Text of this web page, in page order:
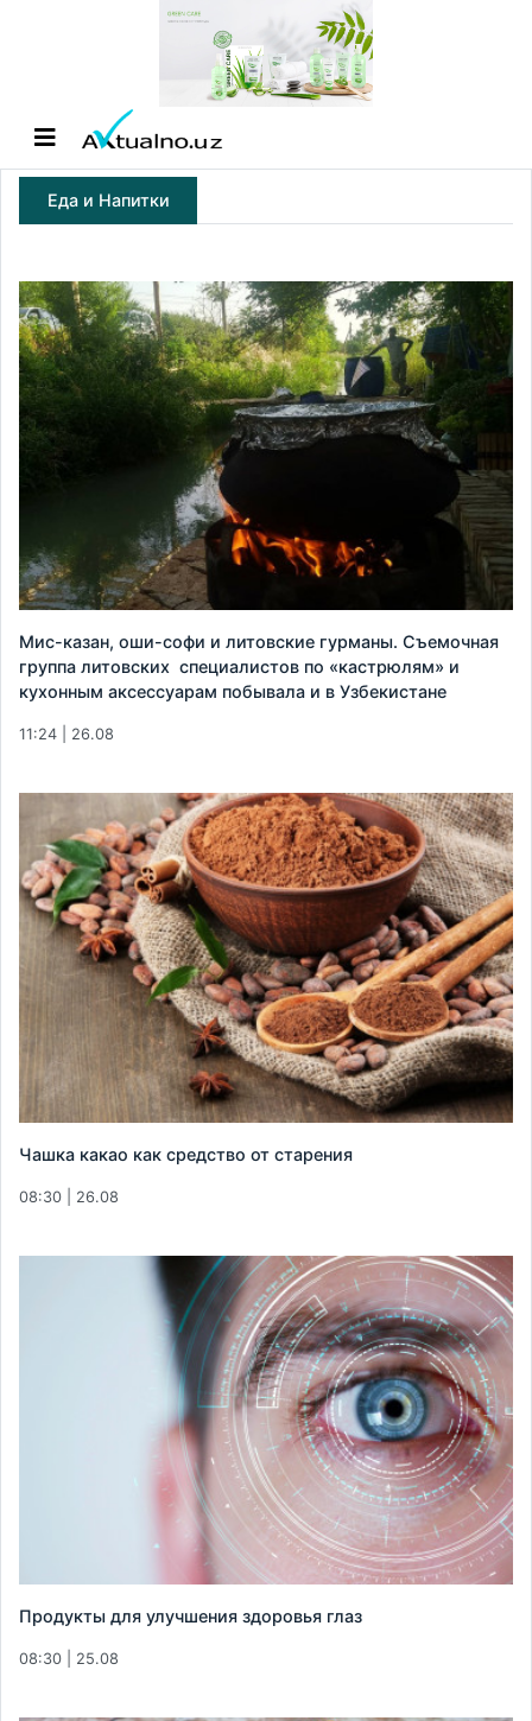
Еда и Напитки
Мис-казан, оши-софи и литовские гурманы. Съемочная
группа литовских ​ специалистов по «кастрюлям» и
кухонным аксессуарам побывала и в Узбекистане
11:24 | 26.08
Чашка какао как средство от старения
08:30 | 26.08
Продукты для улучшения здоровья глаз
08:30 | 25.08